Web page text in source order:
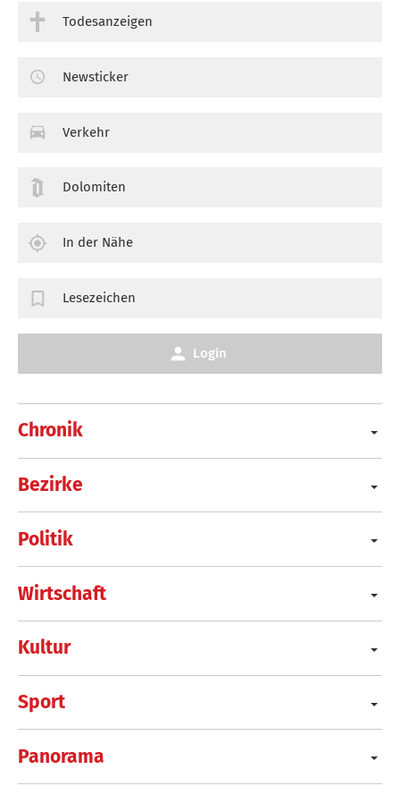
Chronik
Bezirke
Politik
Wirtschaft
Kultur
Sport
Panorama
Todesanzeigen
Newsticker
Verkehr
Dolomiten
In der Nähe
Lesezeichen
Login